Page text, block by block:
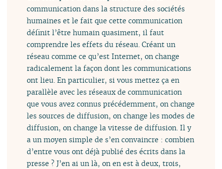
communication dans la structure des sociétés
humaines et le fait que cette communication
définit l’être humain quasiment, il faut
comprendre les effets du réseau. Créant un
réseau comme ce qu’est Internet, on change
radicalement la façon dont les communications
ont lieu. En particulier, si vous mettez ça en
parallèle avec les réseaux de communication
que vous avez connus précédemment, on change
les sources de diffusion, on change les modes de
diffusion, on change la vitesse de diffusion. Il y
a un moyen simple de s’en convaincre : combien
d’entre vous ont déjà publié des écrits dans la
presse ? J’en ai un là, on en est à deux, trois,